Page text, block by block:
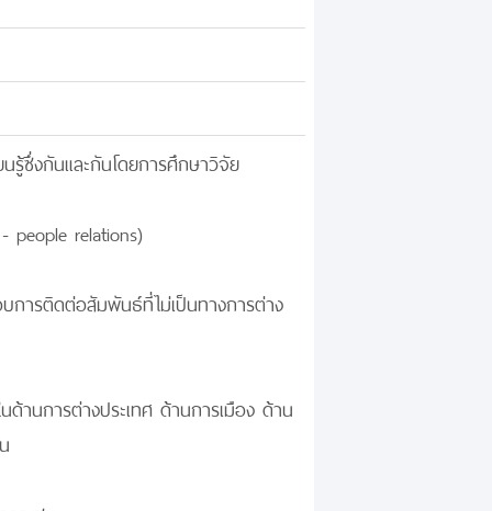
รู้ซึ่งกันและกันโดยการศึกษาวิจัย
people relations)
การติดต่อสัมพันธ์ที่ไม่เป็นทางการต่าง
านการต่างประเทศ ด้านการเมือง ด้าน